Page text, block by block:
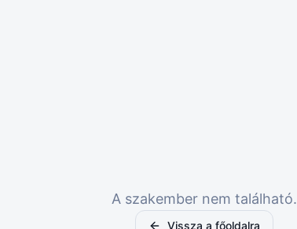
A szakember nem található.
Vissza a főoldalra